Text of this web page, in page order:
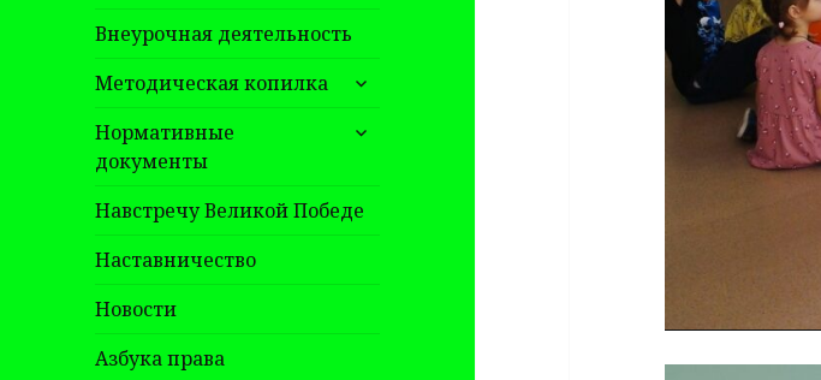
Внеурочная деятельность
Методическая копилка
раскрыть
дочернее
меню
Нормативные
документы
раскрыть
Навстречу Великой Победе
Наставничество
Новости
Азбука права